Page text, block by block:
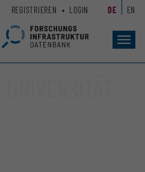
REGISTRIEREN LOGIN DE EN